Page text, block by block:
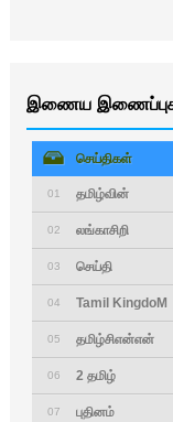
இணைய
செய்திகள்
01 தமிழ்வின்
02 லங்காசிறி
03 செய்தி
04 Tamil KingdoM
05 தமிழ்சிஎன்என்
06 2 தமிழ்
07 புதினம்